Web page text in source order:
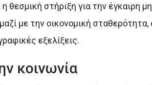
θεσμική στήριξη για την έγκαιρη
με την οικονομική
εξελίξεις.
κοινωνία